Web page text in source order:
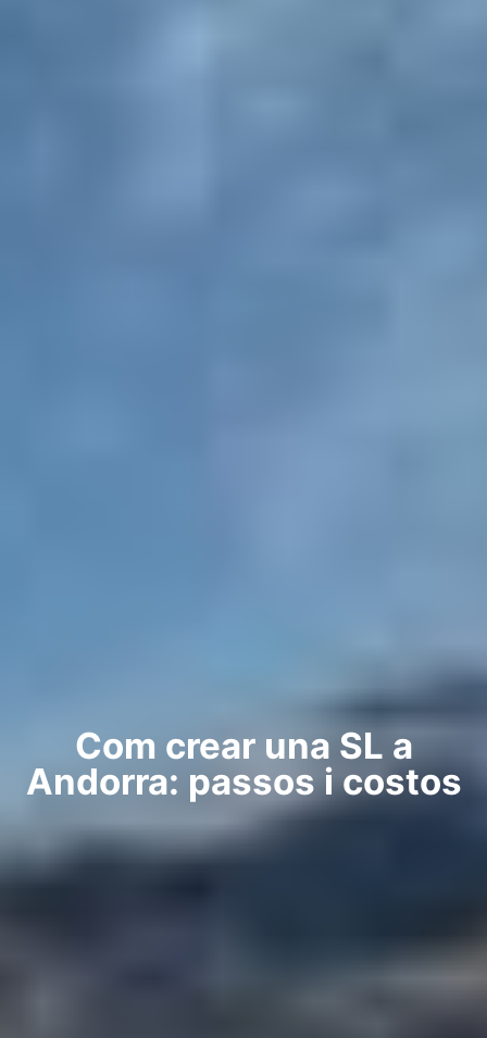
Com crear una SL a
Andorra: passos i costos